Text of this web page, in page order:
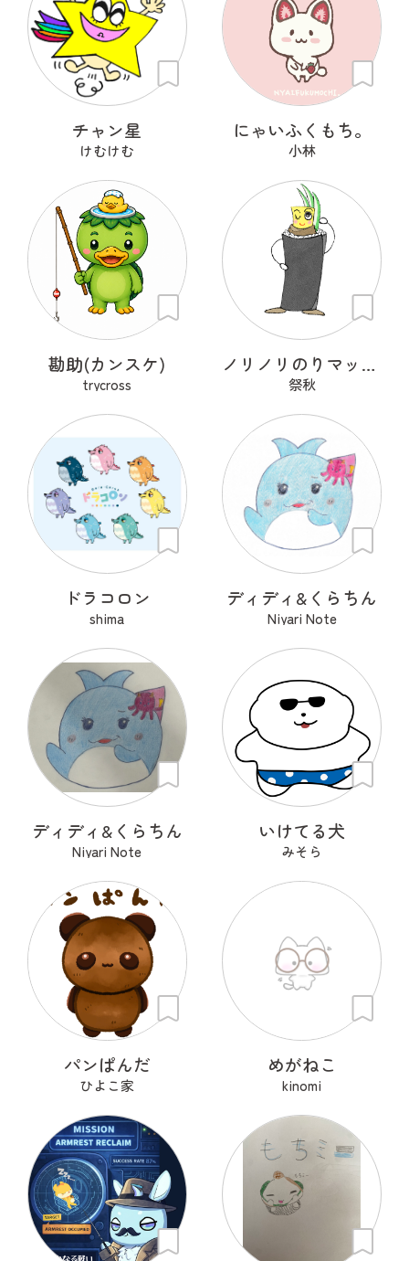
チャン星
けむけむ
にゃいふくもち。
小林
勘助(カンスケ)
trycross
ノリノリのりマッキーさん
祭秋
ドラコロン
shima
ディディ&くらちん
Niyari Note
ディディ&くらちん
Niyari Note
いけてる犬
みそら
パンぱんだ
ひよこ家
めがねこ
kinomi